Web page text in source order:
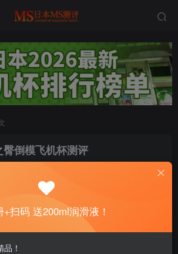
倒模飞机杯测评
私信
哭哦～注册即送200ml进口润
滑液！
+扫码 送200ml润滑液！
！